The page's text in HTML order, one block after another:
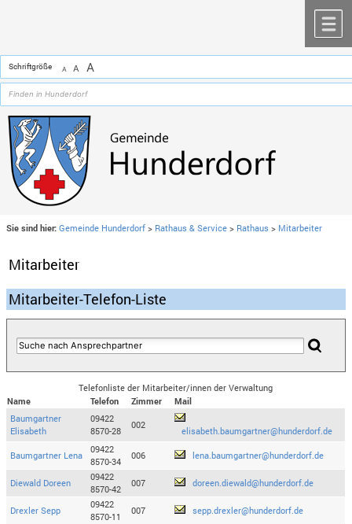
Schriftgröße A A A
Sie sind hier: Gemeinde Hunderdorf > Rathaus & Service > Rathaus > Mitarbeiter
Mitarbeiter
Mitarbeiter-Telefon-Liste
Telefonliste der Mitarbeiter/innen der Verwaltung
Name
Telefon Zimmer
Mail
Baumgartner
Elisabeth
09422
8570-28
002
elisabeth.baumgartner@hunderdorf.de
Baumgartner Lena
09422
8570-34
006 lena.baumgartner@hunderdorf.de
Diewald Doreen
09422
8570-42
007 doreen.diewald@hunderdorf.de
Drexler Sepp
09422
8570-11
007 sepp.drexler@hunderdorf.de